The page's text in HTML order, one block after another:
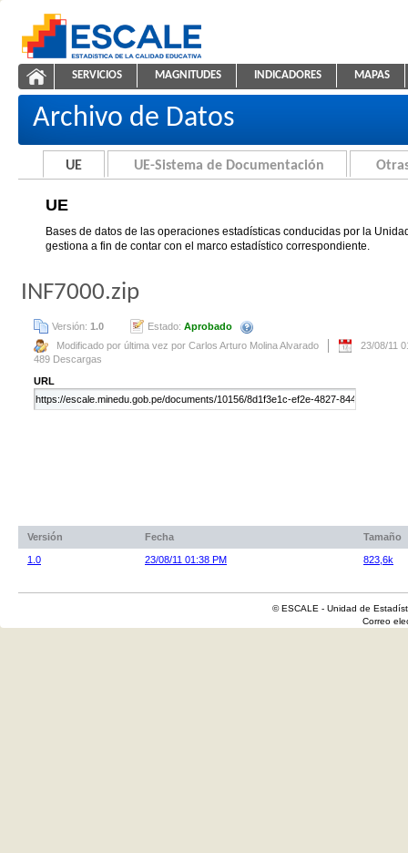
ESCALE - Unidad de Estadística Educativa
UE
NAVEGACIÓN
SERVICIOS MAGNITUDES INDICADORES MAPAS
Archivo de Datos
UE UE-Sistema de Documentación
UE
Bases de datos de las operaciones estadísticas conducidas por la
gestiona a fin de contar con el marco estadístico correspondiente.
INF7000.zip
Versión: 1.0 Estado: Aprobado
Modificado por última vez por Carlos Arturo Molina Alvarado
23/08/11
489 Descargas
URL
Versión Fecha Tamaño
1.0 23/08/11 01:38 PM 823,6k
© ESCALE - Unidad de
Correo